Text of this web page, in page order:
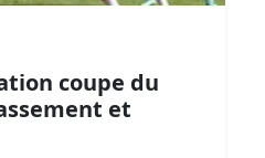
coupe du
et